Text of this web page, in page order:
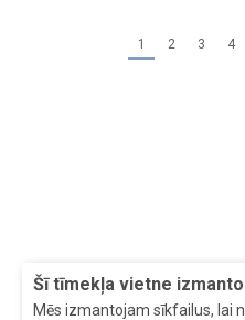
Šī tīmekļa vietne
Mēs izmantojam sīkfailus, lai
1 2 3 4